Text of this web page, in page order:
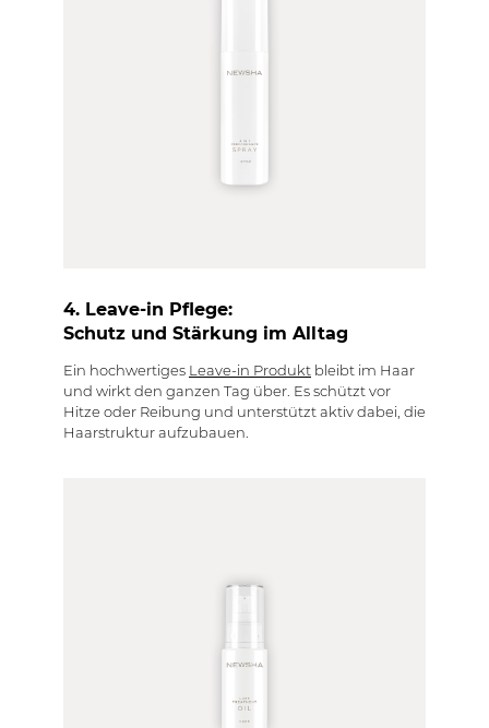
4. Leave-in Pflege:
Schutz und Stärkung im Alltag
Ein hochwertiges Leave-in Produkt bleibt im Haar
und wirkt den ganzen Tag über. Es schützt vor
Hitze oder Reibung und unterstützt aktiv dabei, die
Haarstruktur aufzubauen.